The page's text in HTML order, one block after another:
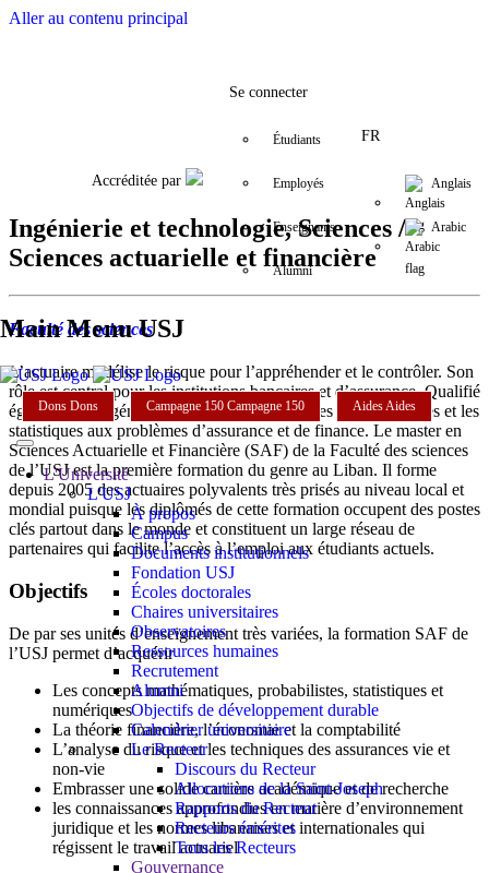
Aller au contenu principal
Facebook
Accréditée par
Se connecter
Étudiants
Employés
Enseignants
Alumni
FR
Anglais
Arabic
Main Menu USJ
Dons Dons Campagne 150 Campagne 150 AidesAides
L'Université
L'USJ
À propos
Campus
Documents institutionnels
Fondation USJ
Écoles doctorales
Chaires universitaires
Observatoires
Ressources humaines
Recrutement
Alumni
Objectifs de développement durable
Calendrier universitaire
Le Recteur
Discours du Recteur
Allocutions de la Saint-Joseph
Rapports du Recteur
Recteurs émérites
Tous les Recteurs
Gouvernance
Ingénierie et technologie, Sciences /
Sciences actuarielle et financière
Faculté des sciences
L’actuaire modélise le risque pour l’appréhender et le contrôler. Son
rôle est central pour les institutions bancaires et d’assurance. Qualifié
également d’ingénieur du risque, il applique les mathématiques et les
statistiques aux problèmes d’assurance et de finance. Le master en
Sciences Actuarielle et Financière (SAF) de la Faculté des sciences
de l’USJ est la première formation du genre au Liban. Il forme
depuis 2005 des actuaires polyvalents très prisés au niveau local et
mondial puisque les diplômés de cette formation occupent des postes
clés partout dans le monde et constituent un large réseau de
partenaires qui facilite l’accès à l’emploi aux étudiants actuels.
Objectifs
De par ses unités d’enseignement très variées, la formation SAF de
l’USJ permet d’acquérir
Les concepts mathématiques, probabilistes, statistiques et
numériques
La théorie financière, l’économie et la comptabilité
L’analyse du risque et les techniques des assurances vie et
non-vie
Embrasser une solide carrière académique et de recherche
les connaissances approfondies en matière d’environnement
juridique et les normes libanaises et internationales qui
régissent le travail actuariel